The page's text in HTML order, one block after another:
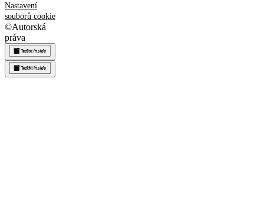
Nastavení
souborů cookie
©Autorská
práva